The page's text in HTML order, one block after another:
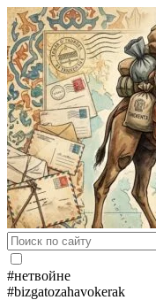
#нетвойне
#bizgatozahavokerak